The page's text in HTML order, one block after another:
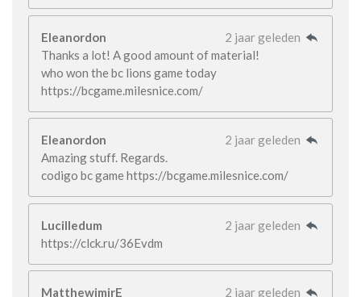
Eleanordon
2 jaar geleden
Thanks a lot! A good amount of material!
who won the bc lions game today
https://bcgame.milesnice.com/
Eleanordon
2 jaar geleden
Amazing stuff. Regards.
codigo bc game https://bcgame.milesnice.com/
Lucilledum
2 jaar geleden
https://clck.ru/36Evdm
MatthewimirE 2 jaar geleden